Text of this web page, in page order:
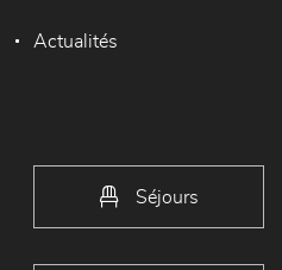
Actualités
Séjours